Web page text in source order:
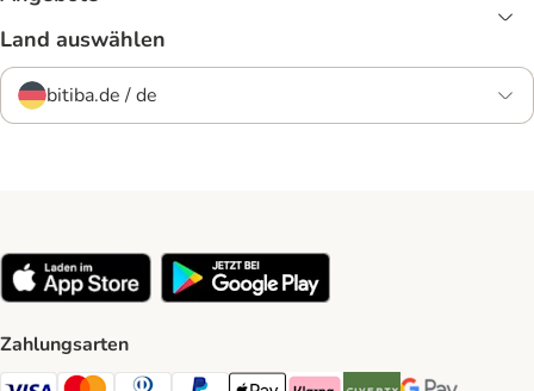
Land auswählen
bitiba.de / de
Zahlungsarten